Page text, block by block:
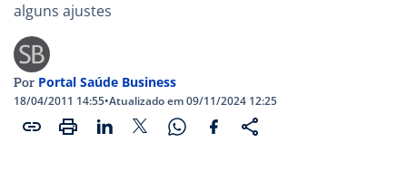
alguns ajustes
Por Portal Saúde Business
18/04/2011 14:55•Atualizado em 09/11/2024 12:25